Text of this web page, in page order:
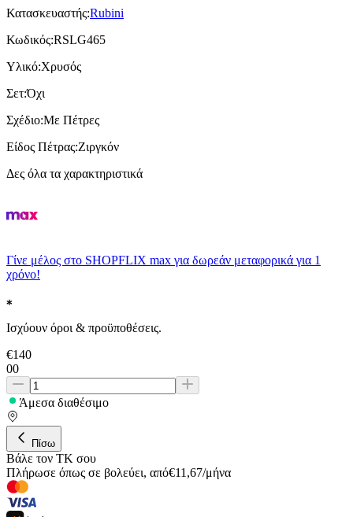
Κατασκευαστής:Rubini
Κωδικός:RSLG465
Υλικό:Χρυσός
Σετ:Όχι
Σχέδιο:Με Πέτρες
Είδος Πέτρας:Ζιργκόν
Δες όλα τα χαρακτηριστικά
Γίνε μέλος στο SHOPFLIX max για δωρεάν μεταφορικά για 1
χρόνο!
Ισχύουν όροι & προϋποθέσεις.
€140
00
Άμεσα διαθέσιμο
Πίσω
Βάλε τον ΤΚ σου
Πλήρωσε όπως σε βολεύει, από€11,67/μήνα